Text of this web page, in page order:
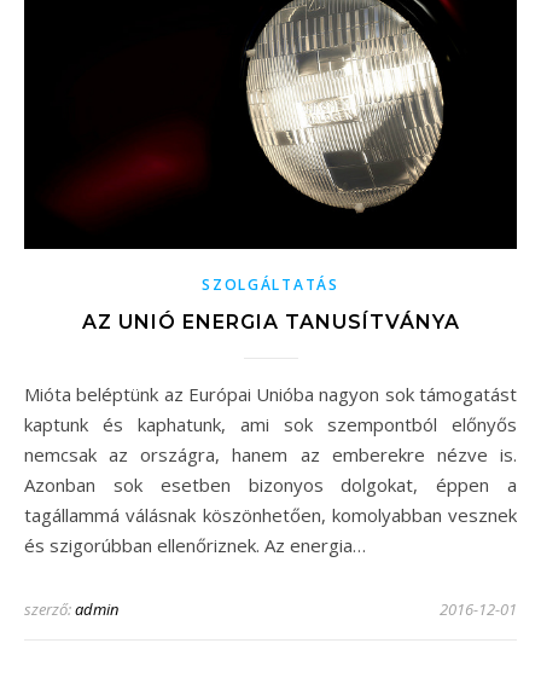
SZOLGÁLTATÁS
AZ UNIÓ ENERGIA TANUSÍTVÁNYA
Mióta beléptünk az Európai Unióba nagyon sok támogatást
kaptunk és kaphatunk, ami sok szempontból előnyős
nemcsak az országra, hanem az emberekre nézve is.
Azonban sok esetben bizonyos dolgokat, éppen a
tagállammá válásnak köszönhetően, komolyabban vesznek
és szigorúbban ellenőriznek. Az energia…
szerző:admin 2016-12-01